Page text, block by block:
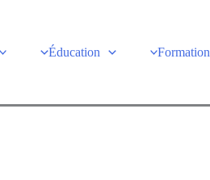
Éducation Formation